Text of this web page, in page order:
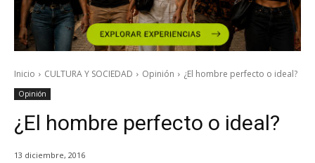
Inicio CULTURA Y SOCIEDAD Opinión ¿El hombre perfecto o ideal?
Opinión
¿El hombre perfecto o ideal?
13 diciembre, 2016